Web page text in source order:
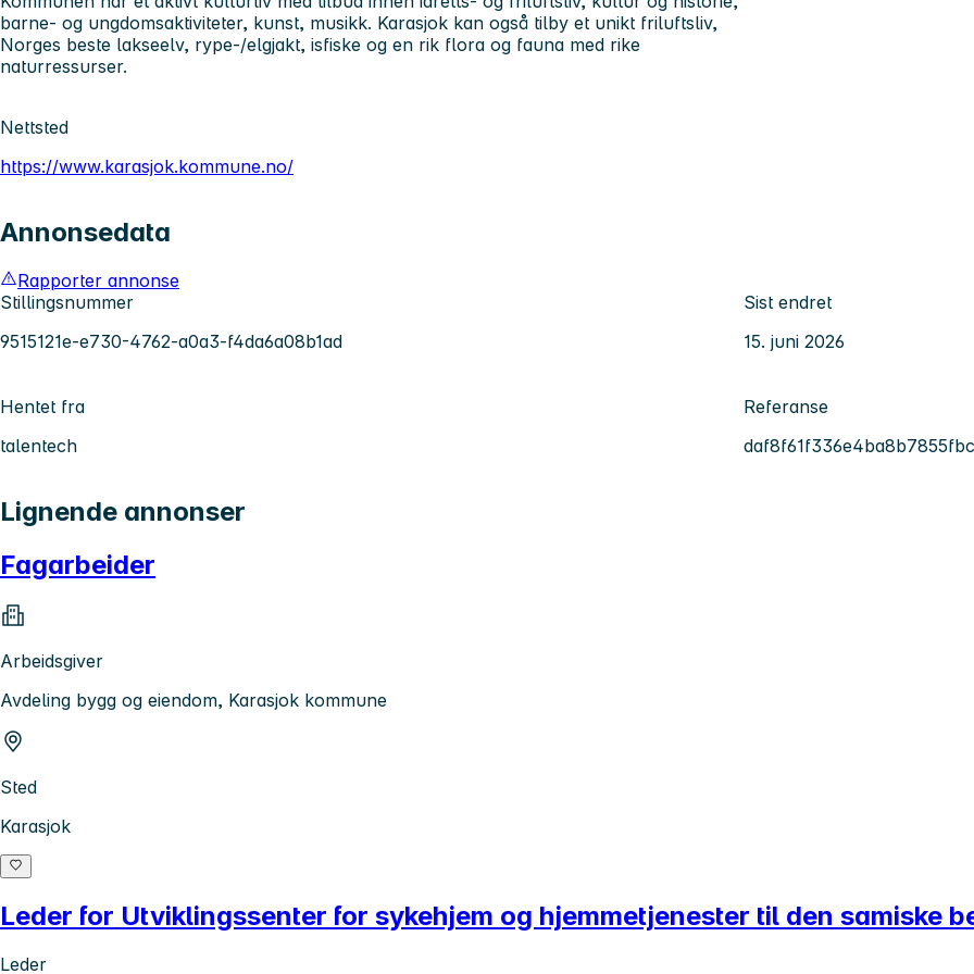
barne- og ungdomsaktiviteter, kunst, musikk. Karasjok kan også tilby et unikt friluftsliv,
Norges beste lakseelv, rype-/elgjakt, isfiske og en rik flora og fauna med rike
naturressurser.
Nettsted
https://www.karasjok.kommune.no/
Annonsedata
Rapporter annonse
Stillingsnummer
9515121e-e730-4762-a0a3-f4da6a08b1ad
Sist endret
15. juni 2026
Hentet fra
talentech
Referanse
Lignende annonser
Fagarbeider
Arbeidsgiver
Avdeling bygg og eiendom, Karasjok kommune
Sted
Karasjok
Leder for Utviklingssenter for sykehjem og hjemmetjenester til den samiske
Leder